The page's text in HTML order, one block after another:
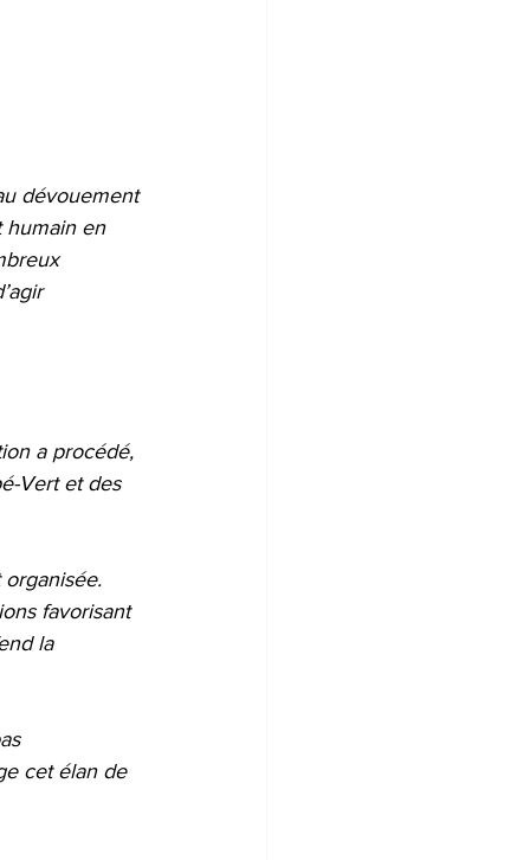
dévouement
humain en
a procédé,
Vert et des
organisée.
favorisant
la
cet élan de